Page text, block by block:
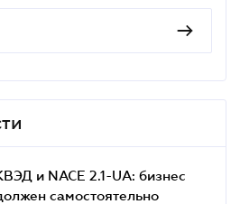
и NACE 2.1-UA: бизнес
самостоятельно